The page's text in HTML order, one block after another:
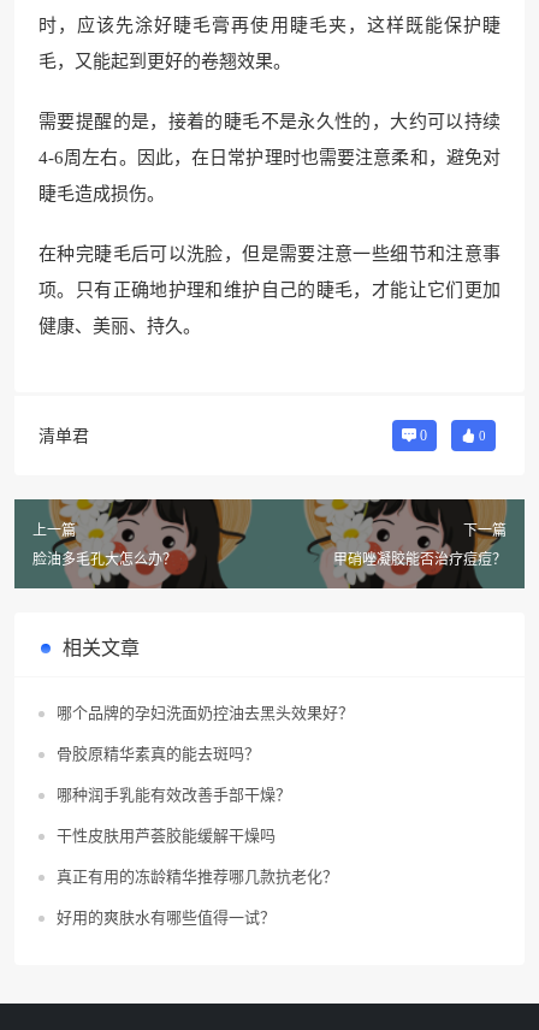
时，应该先涂好睫毛膏再使用睫毛夹，这样既能保护睫
毛，又能起到更好的卷翘效果。
需要提醒的是，接着的睫毛不是永久性的，大约可以持续
4-6周左右。因此，在日常护理时也需要注意柔和，避免对
睫毛造成损伤。
在种完睫毛后可以洗脸，但是需要注意一些细节和注意事
项。只有正确地护理和维护自己的睫毛，才能让它们更加
健康、美丽、持久。
清单君 0 0
上一篇
脸油多毛孔大怎么办？
下一篇
甲硝唑凝胶能否治疗痘痘？
相关文章
哪个品牌的孕妇洗面奶控油去黑头效果好？
骨胶原精华素真的能去斑吗？
哪种润手乳能有效改善手部干燥？
干性皮肤用芦荟胶能缓解干燥吗
真正有用的冻龄精华推荐哪几款抗老化？
好用的爽肤水有哪些值得一试？